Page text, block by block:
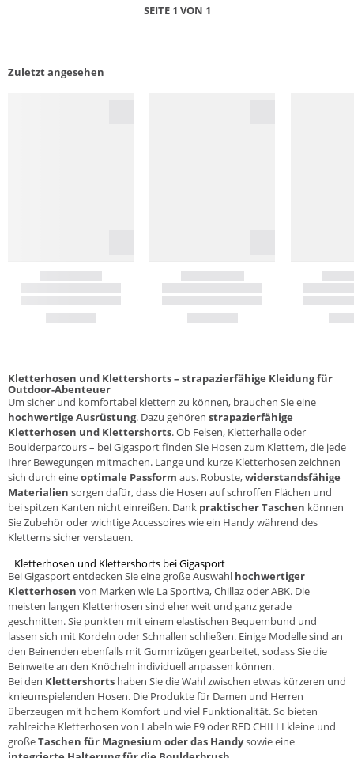
SEITE 1 VON 1
Zuletzt angesehen
Kletterhosen und Klettershorts – strapazierfähige Kleidung für
Outdoor-Abenteuer
Um sicher und komfortabel klettern zu können, brauchen Sie eine
hochwertige Ausrüstung. Dazu gehören strapazierfähige
Kletterhosen und Klettershorts. Ob Felsen, Kletterhalle oder
Boulderparcours – bei Gigasport finden Sie Hosen zum Klettern, die jede
Ihrer Bewegungen mitmachen. Lange und kurze Kletterhosen zeichnen
sich durch eineoptimale Passform aus. Robuste,widerstandsfähige
Materialien sorgen dafür, dass die Hosen auf schroffen Flächen und
bei spitzen Kanten nicht einreißen. Dank praktischer Taschen können
Sie Zubehör oder wichtige Accessoires wie ein Handy während des
Kletterns sicher verstauen.
Kletterhosen und Klettershorts bei Gigasport
Bei Gigasport entdecken Sie eine große Auswahl hochwertiger
Kletterhosen von Marken wie La Sportiva, Chillaz oder ABK. Die
meisten langen Kletterhosen sind eher weit und ganz gerade
geschnitten. Sie punkten mit einem elastischen Bequembund und
lassen sich mit Kordeln oder Schnallen schließen. Einige Modelle sind an
den Beinenden ebenfalls mit Gummizügen gearbeitet, sodass Sie die
Beinweite an den Knöcheln individuell anpassen können.
Bei den Klettershorts haben Sie die Wahl zwischen etwas kürzeren und
knieumspielenden Hosen. Die Produkte für Damen und Herren
überzeugen mit hohem Komfort und viel Funktionalität. So bieten
zahlreiche Kletterhosen von Labeln wie E9 oder RED CHILLI kleine und
großeTaschen für Magnesium oder das Handysowie eine